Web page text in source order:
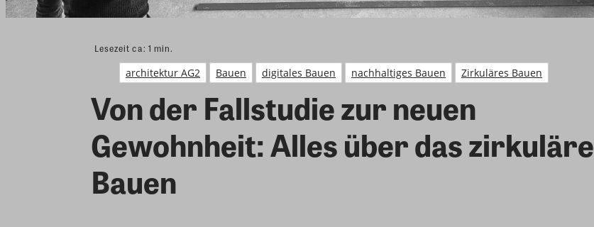
Lesezeit ca: 1 min.
architektur AG2 Bauen digitales Bauen nachhaltiges Bauen Zirkuläres Bauen
Von der Fallstudie zur neuen
Gewohnheit: Alles über das zirkuläre
Bauen